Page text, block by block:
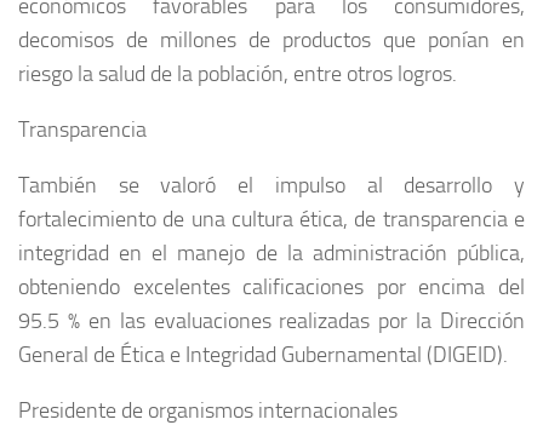
económicos favorables para los consumidores,
decomisos de millones de productos que ponían en
riesgo la salud de la población, entre otros logros.
Transparencia
También se valoró el impulso al desarrollo y
fortalecimiento de una cultura ética, de transparencia e
integridad en el manejo de la administración pública,
obteniendo excelentes calificaciones por encima del
95.5 % en las evaluaciones realizadas por la Dirección
General de Ética e Integridad Gubernamental (DIGEID).
Presidente de organismos internacionales